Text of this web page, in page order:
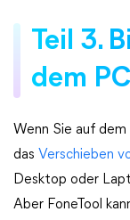
Teil 3.
dem
Wenn Sie auf dem
das Verschieben
Desktop oder
Aber FoneTool